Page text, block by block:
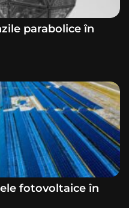
parabolice în
fotovoltaice în